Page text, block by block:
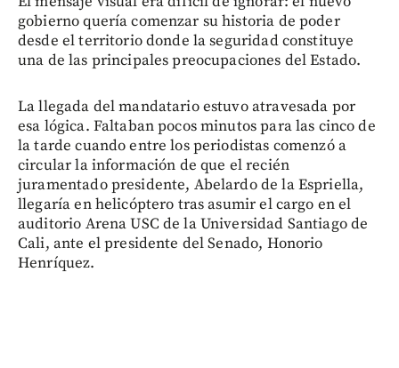
gobierno quería comenzar su historia de poder
desde el territorio donde la seguridad constituye
una de las principales preocupaciones del Estado.
La llegada del mandatario estuvo atravesada por
esa lógica. Faltaban pocos minutos para las cinco de
la tarde cuando entre los periodistas comenzó a
circular la información de que el recién
juramentado presidente, Abelardo de la Espriella,
llegaría en helicóptero tras asumir el cargo en el
auditorio Arena USC de la Universidad Santiago de
Cali, ante el presidente del Senado, Honorio
Henríquez.